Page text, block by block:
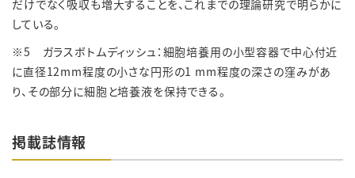
だけでなく吸収も増大することを、これまでの理論研究で明らかに
している。
※5 ガラスボトムディッシュ：細胞培養用の小型容器で中心付近
に直径12mm程度の小さな円形の1 mm程度の深さの窪みがあ
り、その部分に細胞と培養液を保持できる。
掲載誌情報